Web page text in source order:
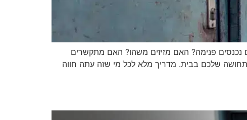
פנימה? האם מזיזים משהו? האם מתקשרים
הגנבים, ועל התחושה שלכם בבית. מדריך מלא לכל מי שזה עתה חווה